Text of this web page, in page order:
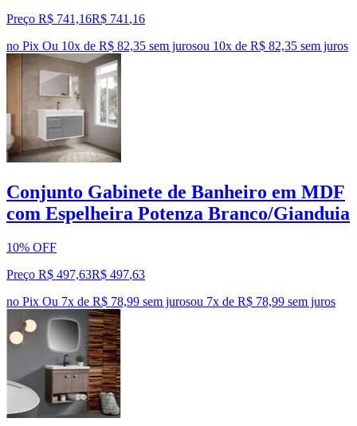
Preço R$ 741,16R$ 741,16
no Pix Ou 10x de R$ 82,35 sem jurosou 10x de R$ 82,35 sem juros
Conjunto Gabinete de Banheiro em MDF
com Espelheira Potenza Branco/Gianduia
10% OFF
Preço R$ 497,63R$ 497,63
no Pix Ou 7x de R$ 78,99 sem jurosou 7x de R$ 78,99 sem juros